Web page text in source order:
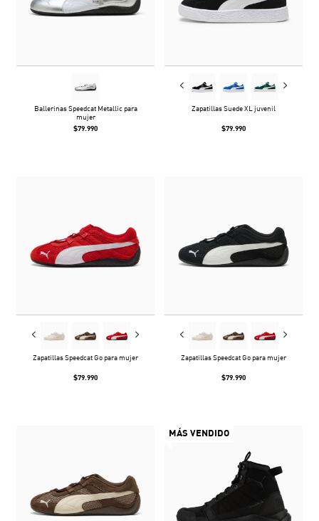
Ballerinas Speedcat Metallic para
mujer
$79.990
Zapatillas Suede XL juvenil
$79.990
Zapatillas Speedcat Go para mujer
$79.990
Zapatillas Speedcat Go para mujer
$79.990
MÁS VENDIDO